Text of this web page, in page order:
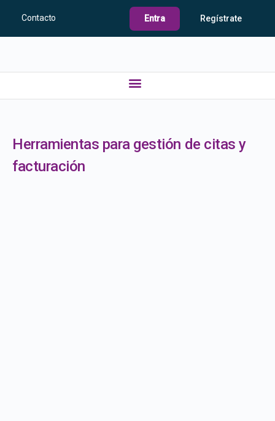
Contacto Entra Regístrate
Herramientas para gestión de citas y
facturación